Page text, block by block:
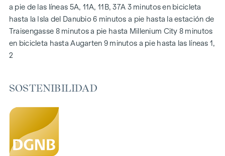
DESTACADOS
269 viviendas de pleno dominio
De 1 a 4 habitaciones con espacios habitables de aprox.
166 plazas de aparcamiento subterráneo
Precertificado de sostenibilidad DGNB Gold
Situado junto al pintoresco Danubio
SOSTENIBILIDAD
a pie de las líneas 5A, 11A, 11B, 37A 3 minutos en bicicleta
hasta la Isla del Danubio 6 minutos a pie hasta la estación de
Traisengasse 8 minutos a pie hasta Millenium City 8 minutos
en bicicleta hasta Augarten 9 minutos a pie hasta las líneas 1,
2
SOSTENIBILIDAD